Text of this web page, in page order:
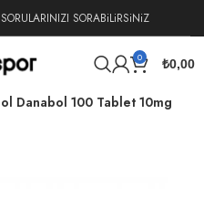
SORABiLiRSiNiZ
0 ₺0,00
Danabol 100 Tablet 10mg